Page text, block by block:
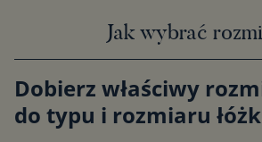
Jak wybrać
Dobierz właściwy
do typu i rozmiaru